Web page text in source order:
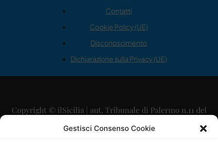
Gestisci Consenso Cookie
Contatti
Cookie Policy (UE)
Disconoscimento
Dichiarazione sulla Privacy (UE)
Copyright © ilSicilia | aut. Tribunale di Palermo n.11 del
29/09/2015